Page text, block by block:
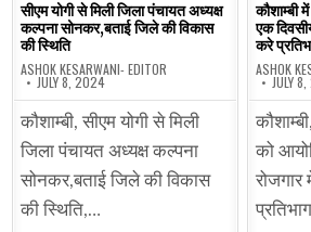
सीएम योगी से मिली जिला पंचायत अध्यक्ष
कल्पना सोनकर,बताई जिले की विकास
की स्थिति
ASHOK KESARWANI- EDITOR
JULY 8, 2024
कौशाम्बी, सीएम योगी से मिली
जिला पंचायत अध्यक्ष कल्पना
सोनकर,बताई जिले की विकास
की स्थिति,…
कौशाम्बी
एक
करे
ASHOK
JULY
को